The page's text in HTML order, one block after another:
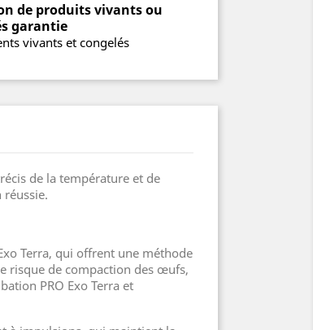
de produits vivants ou
garantie
vivants et congelés
de la température et de
Terra, qui offrent une méthode
risque de compaction des œufs,
PRO Exo Terra et